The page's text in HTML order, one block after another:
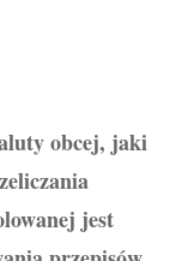
obcej, jaki
jest